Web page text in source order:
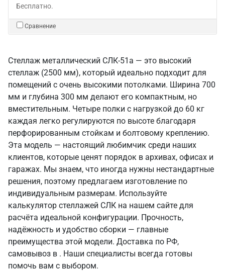
Бесплатно.
Сравнение
Стеллаж металлический СЛК-51a — это высокий
стеллаж (2500 мм), который идеально подходит для
помещений с очень высокими потолками. Ширина 700
мм и глубина 300 мм делают его компактным, но
вместительным. Четыре полки с нагрузкой до 60 кг
каждая легко регулируются по высоте благодаря
перфорированным стойкам и болтовому креплению.
Эта модель — настоящий любимчик среди наших
клиентов, которые ценят порядок в архивах, офисах и
гаражах. Мы знаем, что иногда нужны нестандартные
решения, поэтому предлагаем изготовление по
индивидуальным размерам. Используйте
калькулятор стеллажей СЛК на нашем сайте для
расчёта идеальной конфигурации. Прочность,
надёжность и удобство сборки — главные
преимущества этой модели. Доставка по РФ,
самовывоз в . Наши специалисты всегда готовы
помочь вам с выбором.